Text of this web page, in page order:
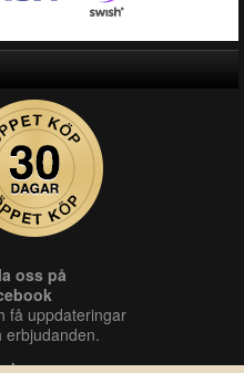
oss på
få uppdateringar
erbjudanden.